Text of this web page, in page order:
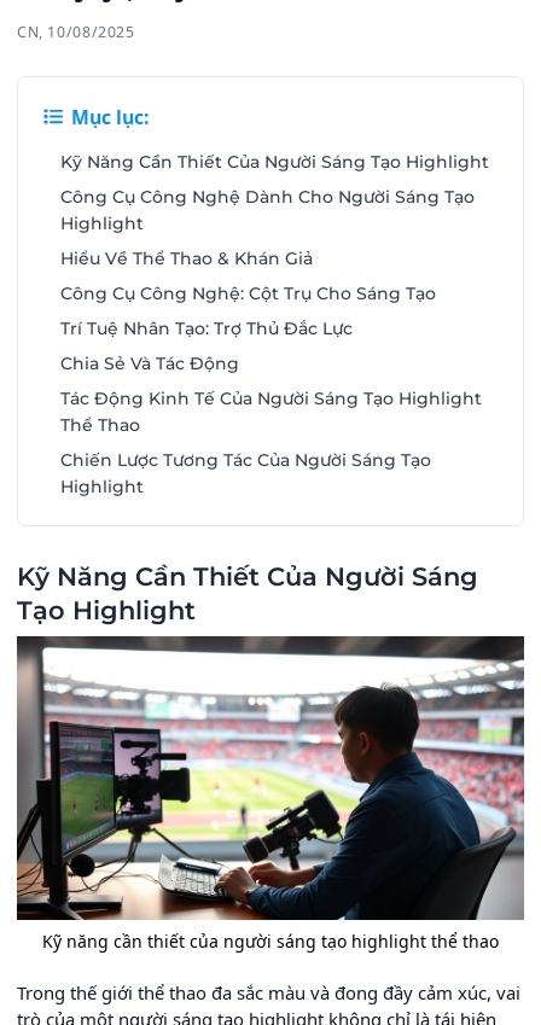
CN, 10/08/2025
Mục lục:
Kỹ Năng Cần Thiết Của Người Sáng Tạo Highlight
Công Cụ Công Nghệ Dành Cho Người Sáng Tạo
Highlight
Hiểu Về Thể Thao & Khán Giả
Công Cụ Công Nghệ: Cột Trụ Cho Sáng Tạo
Trí Tuệ Nhân Tạo: Trợ Thủ Đắc Lực
Chia Sẻ Và Tác Động
Tác Động Kinh Tế Của Người Sáng Tạo Highlight
Thể Thao
Chiến Lược Tương Tác Của Người Sáng Tạo
Highlight
Kỹ Năng Cần Thiết Của Người Sáng
Tạo Highlight
Kỹ năng cần thiết của người sáng tạo highlight thể thao
Trong thế giới thể thao đa sắc màu và đong đầy cảm xúc, vai
trò của một người sáng tạo highlight không chỉ là tái hiện